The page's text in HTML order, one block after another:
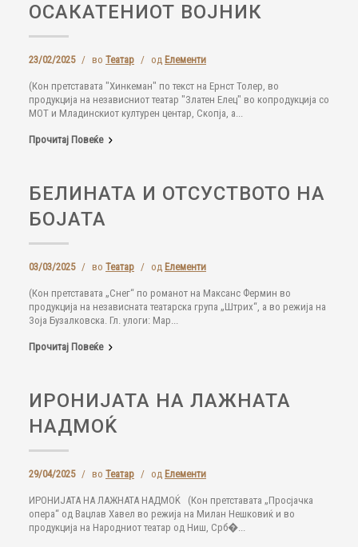
ОСАКАТЕНИОТ ВОЈНИК
23/02/2025 / во Театар / од Елементи
(Кон претставата "Хинкеман" по текст на Ернст Толер, во
продукција на независниот театар "Златен Елец" во копродукција со
МОТ и Младинскиот културен центар, Скопја, а...
Прочитај Повеќе
БЕЛИНАТА И ОТСУСТВОТО НА
БОЈАТА
03/03/2025 / во Театар / од Елементи
(Кон претставата „Снег“ по романот на Максанс Фермин во
продукција на независната театарска група „Штрих“, а во режија на
Зоја Бузалковска. Гл. улоги: Мар...
Прочитај Повеќе
ИРОНИЈАТА НА ЛАЖНАТА
НАДМОЌ
29/04/2025 / во Театар / од Елементи
ИРОНИЈАТА НА ЛАЖНАТА НАДМОЌ (Кон претставата „Просјачка
опера“ од Вацлав Хавел во режија на Милан Нешковиќ и во
продукција на Народниот театар од Ниш, Срб�...